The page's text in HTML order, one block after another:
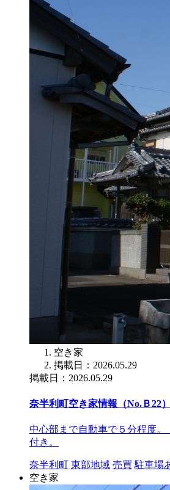
空き家
掲載日：2026.05.29
掲載日：2026.05.29
奈半利町空き家情報（No.Ｂ22）
中心部まで自動車で５分程度
付き。
奈半利町 東部地域 売買 駐車場
空き家